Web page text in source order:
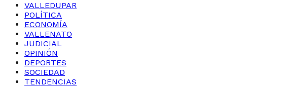
VALLEDUPAR
POLÍTICA
ECONOMÍA
VALLENATO
JUDICIAL
OPINIÓN
DEPORTES
SOCIEDAD
TENDENCIAS